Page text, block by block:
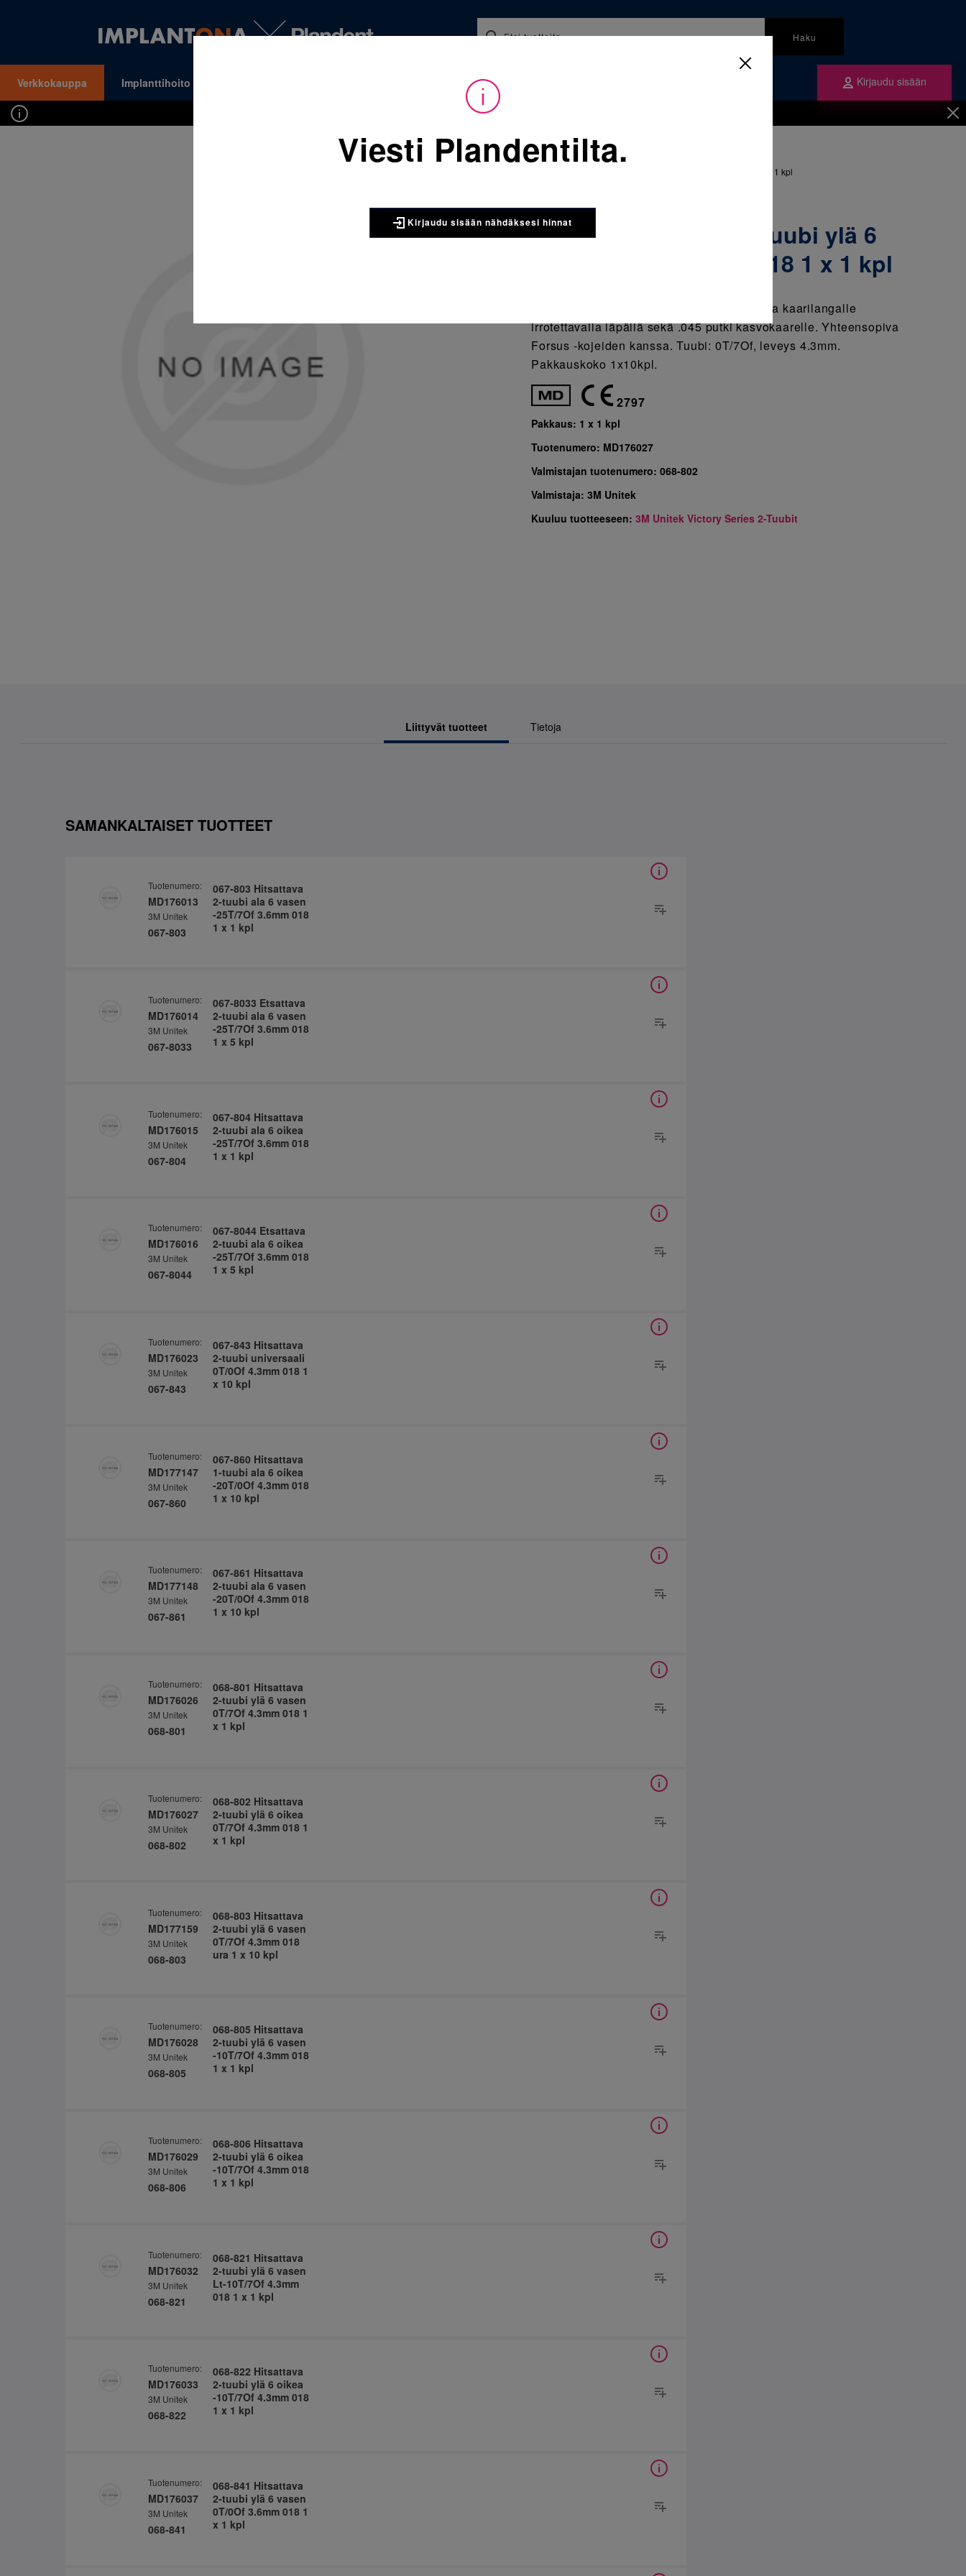
Haku
Verkkokauppa Implanttihoito Ajankohtaista Kirjaudu sisään
Kirjaudu sisään nähdäksesi hinnat. Tarvitsetko tunnukset verkkokauppaan? Tilaa ne
Sijainti:Tarvikkeet / Oikominen
068-802 Hitsattava 2-tuubi ylä 6 oikea 0T/7Of 4.3mm 018 1 x 1 kpl
3M UNITEK
068-802 Hitsattava 2-tuubi ylä 6
oikea 0T/7Of 4.3mm 018 1 x 1 kpl
Hitsattava 2-tuubi ylä 6 oikea, jossa 018 ura kaarilangalle
irrotettavalla läpällä sekä .045 putki kasvokaarelle. Yhteensopiva
Forsus -kojeiden kanssa. Tuubi: 0T/7Of, leveys 4.3mm.
Pakkauskoko 1x10kpl.
2797
Pakkaus: 1 x 1 kpl
Tuotenumero: MD176027
Valmistajan tuotenumero:068-802
Valmistaja:3M Unitek
Kuuluu tuotteeseen:3M Unitek Victory Series 2-Tuubit
Liittyvät tuotteet Tietoja
SAMANKALTAISET TUOTTEET
Tuotenumero:
MD176013
3M Unitek
067-803
067-803 Hitsattava
2-tuubi ala 6 vasen
-25T/7Of 3.6mm 018
1 x 1 kpl
Tuotenumero:
MD176014
3M Unitek
067-8033
067-8033 Etsattava
2-tuubi ala 6 vasen
-25T/7Of 3.6mm 018
1 x 5 kpl
Tuotenumero:
MD176015
3M Unitek
067-804
067-804 Hitsattava
2-tuubi ala 6 oikea
-25T/7Of 3.6mm 018
1 x 1 kpl
Tuotenumero:
MD176016
3M Unitek
067-8044
067-8044 Etsattava
2-tuubi ala 6 oikea
-25T/7Of 3.6mm 018
1 x 5 kpl
Tuotenumero:
MD176023
3M Unitek
067-843
067-843 Hitsattava
2-tuubi universaali
0T/0Of 4.3mm 018 1
x 10 kpl
Tuotenumero:
MD177147
3M Unitek
067-860
067-860 Hitsattava
1-tuubi ala 6 oikea
-20T/0Of 4.3mm 018
1 x 10 kpl
Tuotenumero:
MD177148
3M Unitek
067-861
067-861 Hitsattava
2-tuubi ala 6 vasen
-20T/0Of 4.3mm 018
1 x 10 kpl
Tuotenumero:
MD176026
3M Unitek
068-801
068-801 Hitsattava
2-tuubi ylä 6 vasen
0T/7Of 4.3mm 018 1
x 1 kpl
Tuotenumero:
MD176027
3M Unitek
068-802
068-802 Hitsattava
2-tuubi ylä 6 oikea
0T/7Of 4.3mm 018 1
x 1 kpl
Tuotenumero:
MD177159
3M Unitek
068-803
068-803 Hitsattava
2-tuubi ylä 6 vasen
0T/7Of 4.3mm 018
ura 1 x 10 kpl
Tuotenumero:
MD176028
3M Unitek
068-805
068-805 Hitsattava
2-tuubi ylä 6 vasen
-10T/7Of 4.3mm 018
1 x 1 kpl
Tuotenumero:
MD176029
3M Unitek
068-806
068-806 Hitsattava
2-tuubi ylä 6 oikea
-10T/7Of 4.3mm 018
1 x 1 kpl
Tuotenumero:
MD176032
3M Unitek
068-821
068-821 Hitsattava
2-tuubi ylä 6 vasen
Lt-10T/7Of 4.3mm
018 1 x 1 kpl
Tuotenumero:
MD176033
3M Unitek
068-822
068-822 Hitsattava
2-tuubi ylä 6 oikea
-10T/7Of 4.3mm 018
1 x 1 kpl
Tuotenumero:
MD176037
3M Unitek
068-841
068-841 Hitsattava
2-tuubi ylä 6 vasen
0T/0Of 3.6mm 018 1
x 1 kpl
Viesti Plandentilta.
Kirjaudu sisään nähdäksesi hinnat